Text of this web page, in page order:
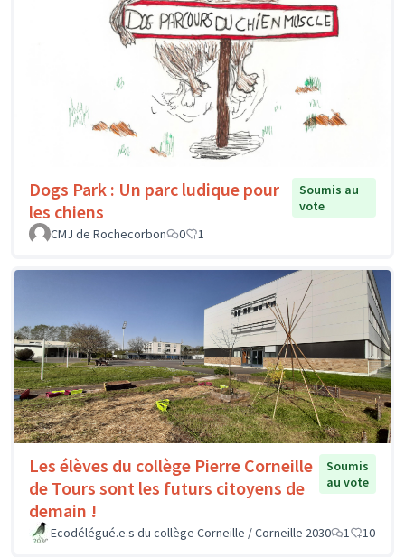
Dogs Park : Un parc ludique pour
les chiens
Soumis au
vote
CMJ de Rochecorbon
0 1
Les élèves du collège Pierre Corneille
de Tours sont les futurs citoyens de
demain !
Soumis
au vote
Ecodélégué.e.s du collège Corneille / Corneille 2030 1 10